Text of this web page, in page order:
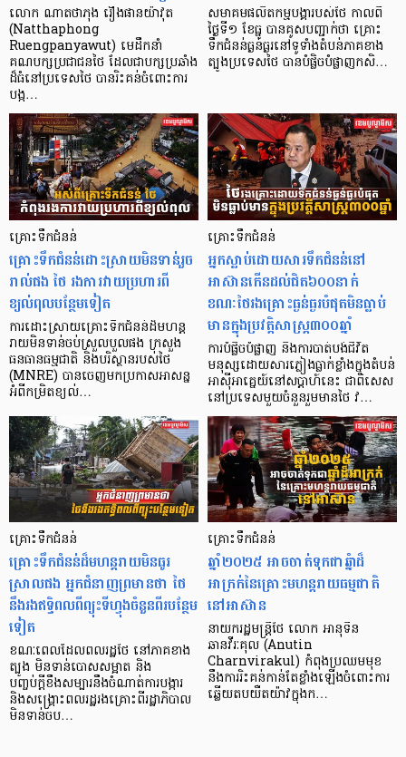
លោក ណាតថាភុង រឿងផានយ៉ាវុត
(Natthaphong
Ruengpanyawut) មេដឹកនាំ
គណបក្សប្រជាជនថៃ ដែលជាបក្សប្រឆាំង
ដ៏ធំនៅប្រទេសថៃ បានរិះគន់ចំពោះការ
បង្ក…
សមាគមផលិតកម្មបង្គារបស់ថៃ កាលពី
ថ្ងៃទី១ ខែធ្នូ បានគូសបញ្ជាក់ថា គ្រោះ
ទឹកជំនន់ធ្ងន់ធ្ងរនៅទូទាំងតំបន់ភាគខាង
ត្បូងប្រទេសថៃ បានបំផ្លិចបំផ្លាញកសិ…
គ្រោះទឹកជំនន់
គ្រោះទឹកជំនន់ដោះស្រាយមិនទាន់រួច
រាល់ផង ថៃ រងការវាយប្រហារពី
ខ្យល់ពុលបន្ថែមទៀត
ការដោះស្រាយគ្រោះទឹកជំនន់ដ៏មហន្ត
រាយមិនទាន់ចប់ស្រួលបួលផង ក្រសួង
ធនធានធម្មជាតិ និងបរិស្ថានរបស់ថៃ
(MNRE) បានចេញមកប្រកាសអាសន្ន
អំពីកម្រិតខ្យល់…
គ្រោះទឹកជំនន់
អ្នកស្លាប់ដោយសារទឹកជំនន់នៅ
អាស៊ានកើនដល់ជិត៦០០នាក់
ខណៈថៃរងគ្រោះធ្ងន់ធ្ងរបំផុតមិនធ្លាប់
មានក្នុងប្រវត្តិសាស្ត្រ៣០០ឆ្នាំ
ការបំផ្លិចបំផ្លាញ និងការបាត់បង់ជីវិត
មនុស្សដោយសារភ្លៀងធ្លាក់ខ្លាំងក្នុងតំបន់
អាស៊ីអាគ្នេយ៍នៅសប្តាហ៍នេះ ជាពិសេស
នៅប្រទេសមួយចំនួនរួមមានថៃ វ…
គ្រោះទឹកជំនន់
គ្រោះទឹកជំនន់ដ៏មហន្តរាយមិនធូរ
ស្រាលផង អ្នកជំនាញព្រមានថា ថៃ
នឹងរងឥទ្ធិពលពីព្យុះទីហ្វុងចំនួនពីរបន្ថែម
ទៀត
​ខណៈពេលដែលពលរដ្ឋថៃ នៅភាគខាង
ត្បូង មិនទាន់បោសសម្អាត និង
បញ្ចប់ក្តីខឹងសម្បារនឹងចំណាត់ការបង្ការ
និងសង្រ្គោះពលរដ្ឋរងគ្រោះពីរដ្ឋាភិបាល
មិនទាន់ចប…
គ្រោះទឹកជំនន់
ឆ្នាំ២០២៥ អាចចាត់ទុកជាឆ្នំាដ៏
អាក្រក់នៃគ្រោះមហន្តរាយធម្មជាតិ
នៅអាស៊ាន
នាយករដ្ឋមន្ត្រីថៃ លោក អានុទីន
ឆានវីរៈគុល (Anutin
Charnvirakul) កំពុងប្រឈមមុខ
នឹងការរិះគន់កាន់តែខ្លាំងឡើងចំពោះការ
ឆ្លើយតបយឺតយ៉ាវក្នុងក…